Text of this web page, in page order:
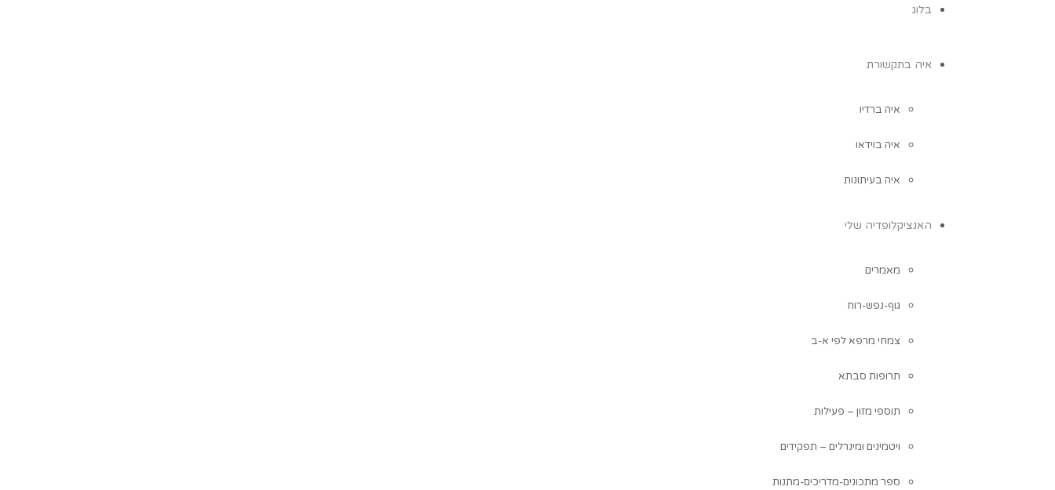
בלוג
איה בתקשורת
איה ברדיו
איה בוידאו
איה בעיתונות
האנציקלופדיה שלי
מאמרים
גוף-נפש-רוח
צמחי מרפא לפי א-ב
תרופות סבתא
תוספי מזון – פעילות
ויטמינים ומינרלים – תפקידים
ספר מתכונים-מדריכים-מתנות